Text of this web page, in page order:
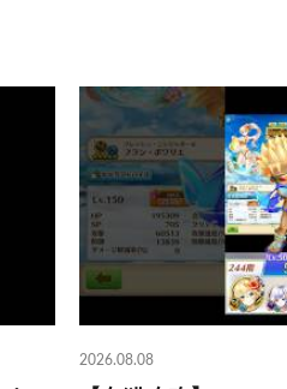
2026.08.08